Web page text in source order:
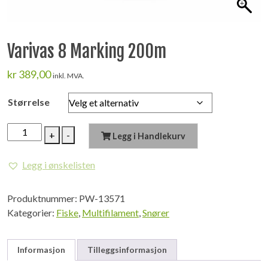
Varivas 8 Marking 200m
kr389,00 inkl. MVA.
Størrelse
+
Varivas
8
200m
- Legg i Handlekurv
Legg i ønskelisten
Produktnummer: PW-13571
Kategorier: Fiske, Multifilament,Snører
Informasjon Tilleggsinformasjon